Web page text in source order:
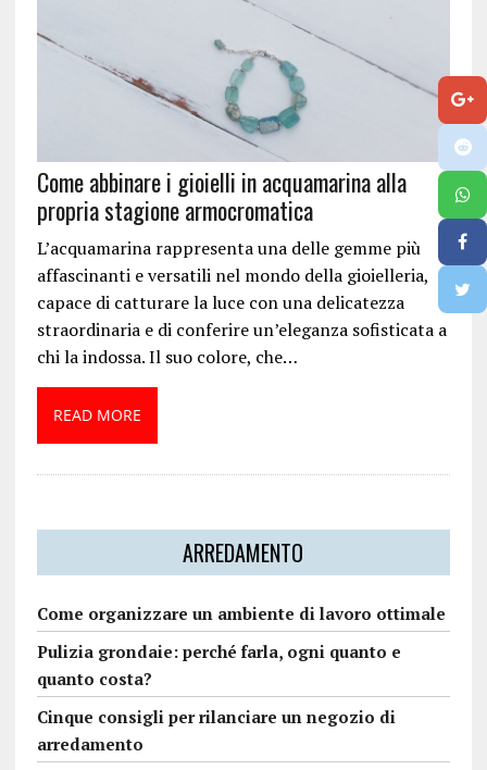
Come abbinare i gioielli in acquamarina alla
propria stagione armocromatica
L’acquamarina rappresenta una delle gemme più
affascinanti e versatili nel mondo della gioielleria,
capace di catturare la luce con una delicatezza
straordinaria e di conferire un’eleganza sofisticata a
chi la indossa. Il suo colore, che…
READ MORE
ARREDAMENTO
Come organizzare un ambiente di lavoro ottimale
Pulizia grondaie: perché farla, ogni quanto e
quanto costa?
Cinque consigli per rilanciare un negozio di
arredamento